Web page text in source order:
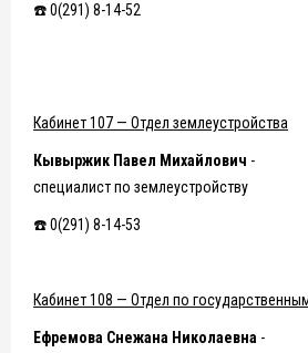
☎️ 0(291) 8-14-52
Кабинет 107 — Отдел землеустройства
Кывыржик Павел Михайлович -
специалист по землеустройству
☎️ 0(291) 8-14-53
Кабинет 108 — Отдел по
Ефремова Снежана Николаевна -